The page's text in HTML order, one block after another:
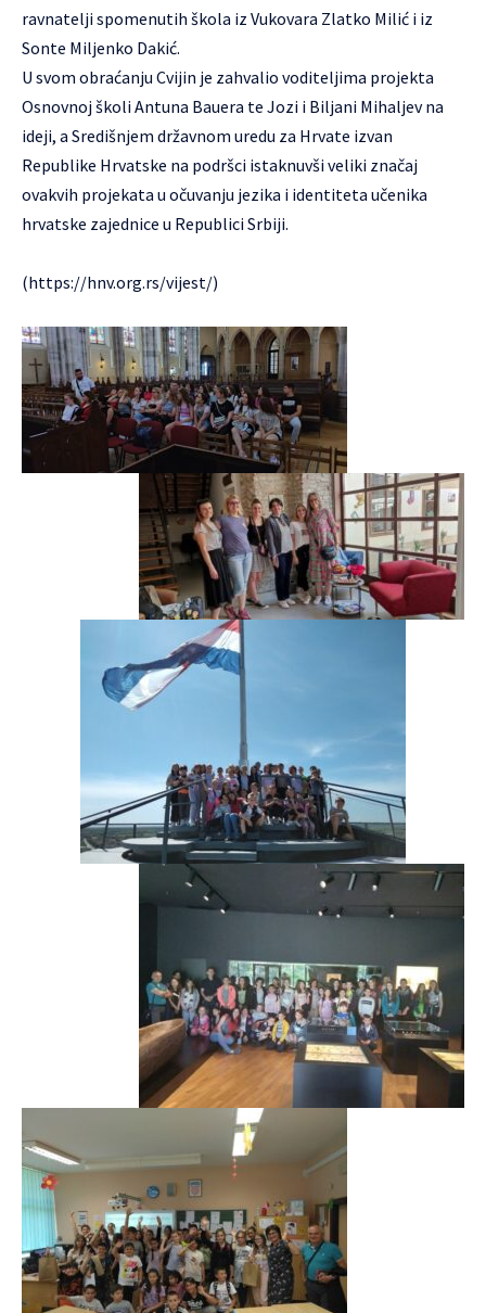
ravnatelji spomenutih škola iz Vukovara Zlatko Milić i iz
Sonte Miljenko Dakić.
U svom obraćanju Cvijin je zahvalio voditeljima projekta
Osnovnoj školi Antuna Bauera te Jozi i Biljani Mihaljev na
ideji, a Središnjem državnom uredu za Hrvate izvan
Republike Hrvatske na podršci istaknuvši veliki značaj
ovakvih projekata u očuvanju jezika i identiteta učenika
hrvatske zajednice u Republici Srbiji.
(https://hnv.org.rs/vijest/)